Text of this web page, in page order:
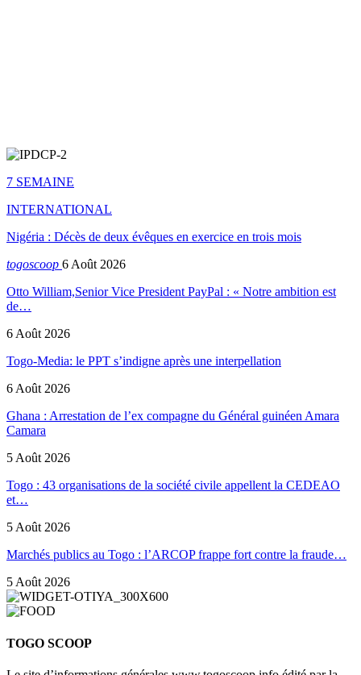
7 SEMAINE
INTERNATIONAL
Nigéria : Décès de deux évêques en exercice en trois mois
togoscoop 6 Août 2026
Otto William,Senior Vice President PayPal : « Notre ambition est
de…
6 Août 2026
Togo-Media: le PPT s’indigne après une interpellation
6 Août 2026
Ghana : Arrestation de l’ex compagne du Général guinéen Amara
Camara
5 Août 2026
Togo : 43 organisations de la société civile appellent la CEDEAO
et…
5 Août 2026
Marchés publics au Togo : l’ARCOP frappe fort contre la fraude…
5 Août 2026
TOGO SCOOP